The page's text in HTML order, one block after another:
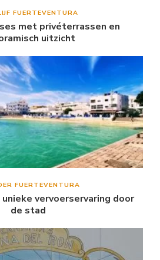
FUERTEVENTURA
met privéterrassen en
uitzicht
FUERTEVENTURA
unieke vervoerservaring door
de stad